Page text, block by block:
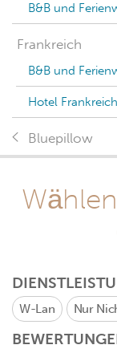
B&B und
Frankreich
B&B und
Hotel Frankreich
Bluepillow
W-Lan Nur